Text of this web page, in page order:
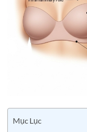
Mục Lục